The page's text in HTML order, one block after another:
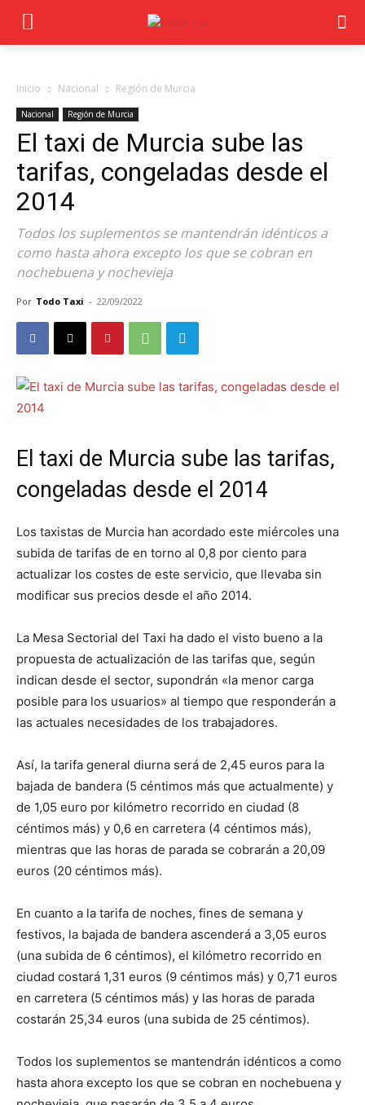
Inicio Nacional Región de Murcia
Nacional Región de Murcia
El taxi de Murcia sube las
tarifas, congeladas desde el
2014
Todos los suplementos se mantendrán idénticos a
como hasta ahora excepto los que se cobran en
nochebuena y nochevieja
Por Todo Taxi - 22/09/2022
El taxi de Murcia sube las tarifas,
congeladas desde el 2014
Los taxistas de Murcia han acordado este miércoles una
subida de tarifas de en torno al 0,8 por ciento para
actualizar los costes de este servicio, que llevaba sin
modificar sus precios desde el año 2014.
La Mesa Sectorial del Taxi ha dado el visto bueno a la
propuesta de actualización de las tarifas que, según
indican desde el sector, supondrán «la menor carga
posible para los usuarios» al tiempo que responderán a
las actuales necesidades de los trabajadores.
Así, la tarifa general diurna será de 2,45 euros para la
bajada de bandera (5 céntimos más que actualmente) y
de 1,05 euro por kilómetro recorrido en ciudad (8
céntimos más) y 0,6 en carretera (4 céntimos más),
mientras que las horas de parada se cobrarán a 20,09
euros (20 céntimos más).
En cuanto a la tarifa de noches, fines de semana y
festivos, la bajada de bandera ascenderá a 3,05 euros
(una subida de 6 céntimos), el kilómetro recorrido en
ciudad costará 1,31 euros (9 céntimos más) y 0,71 euros
en carretera (5 céntimos más) y las horas de parada
costarán 25,34 euros (una subida de 25 céntimos).
Todos los suplementos se mantendrán idénticos a como
hasta ahora excepto los que se cobran en nochebuena y